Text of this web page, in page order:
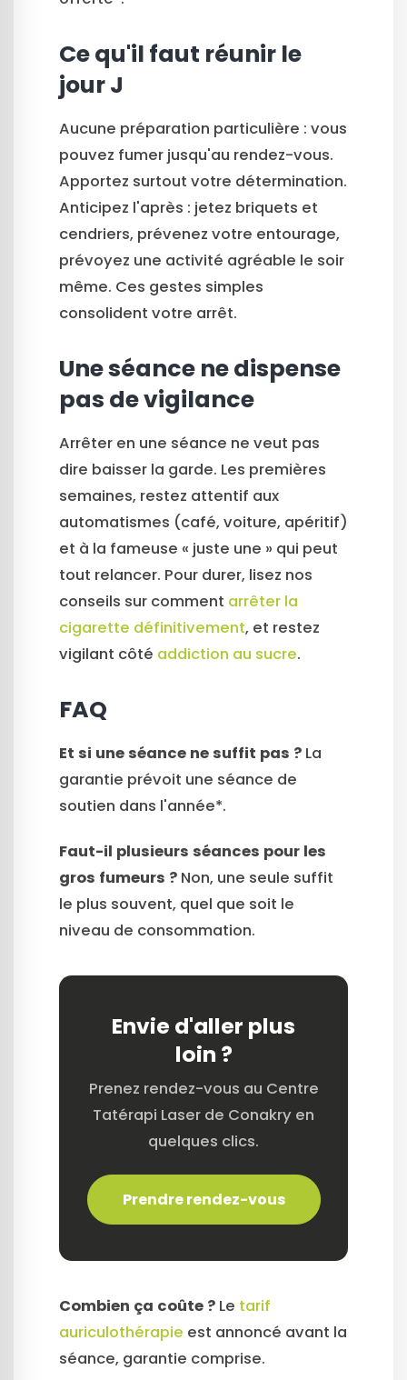
Ce qu'il faut réunir le
jour J
Aucune préparation particulière : vous
pouvez fumer jusqu'au rendez-vous.
Apportez surtout votre détermination.
Anticipez l'après : jetez briquets et
cendriers, prévenez votre entourage,
prévoyez une activité agréable le soir
même. Ces gestes simples
consolident votre arrêt.
Une séance ne dispense
pas de vigilance
Arrêter en une séance ne veut pas
dire baisser la garde. Les premières
semaines, restez attentif aux
automatismes (café, voiture, apéritif)
et à la fameuse « juste une » qui peut
tout relancer. Pour durer, lisez nos
conseils sur comment arrêter la
cigarette définitivement, et restez
vigilant côté addiction au sucre.
FAQ
Et si une séance ne suffit pas ? La
garantie prévoit une séance de
soutien dans l'année*.
Faut-il plusieurs séances pour les
gros fumeurs ? Non, une seule suffit
le plus souvent, quel que soit le
niveau de consommation.
Envie d'aller plus
loin ?
Prenez rendez-vous au Centre
Tatérapi Laser de Conakry en
quelques clics.
Prendre rendez-vous
Combien ça coûte ? Le tarif
auriculothérapie est annoncé avant la
séance, garantie comprise.